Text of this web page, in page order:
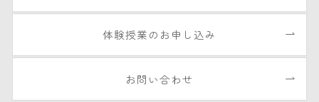
体験授業のお申し込み
お問い合わせ